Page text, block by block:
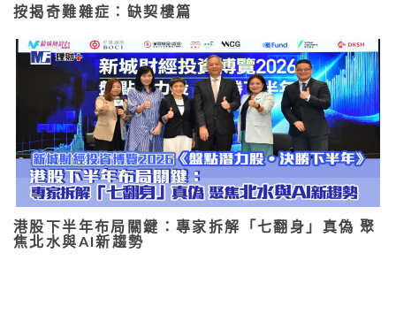
按揭奇難雜症：缺契樓篇
港股下半年布局關鍵：專家拆解「七翻身」真偽 聚
焦北水與AI新趨勢